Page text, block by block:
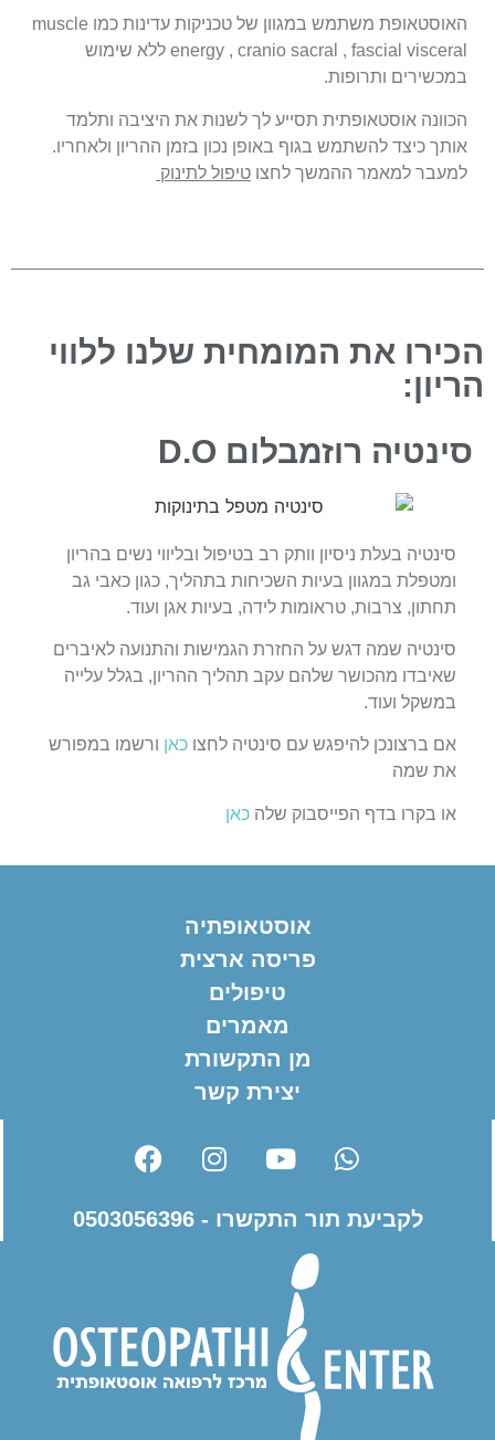
האוסטאופת משתמש במגוון של טכניקות עדינות כמו muscle
energy , cranio sacral , fascial visceral ללא שימוש
במכשירים ותרופות.
הכוונה אוסטאופתית תסייע לך לשנות את היציבה ותלמד
אותך כיצד להשתמש בגוף באופן נכון בזמן ההריון ולאחריו.
למעבר למאמר ההמשך לחצו טיפול לתינוק
הכירו את המומחית שלנו ללווי
הריון:
סינטיה רוזמבלום D.O
סינטיה בעלת ניסיון וותק רב בטיפול ובליווי נשים בהריון
ומטפלת במגוון בעיות השכיחות בתהליך, כגון כאבי גב
תחתון, צרבות, טראומות לידה, בעיות אגן ועוד.
סינטיה שמה דגש על החזרת הגמישות והתנועה לאיברים
שאיבדו מהכושר שלהם עקב תהליך ההריון, בגלל עלייה
במשקל ועוד.
אם ברצונכן להיפגש עם סינטיה לחצו כאן ורשמו במפורש
את שמה
או בקרו בדף הפייסבוק שלה כאן
אוסטאופתיה
פריסה ארצית
טיפולים
מאמרים
מן התקשורת
יצירת קשר
לקביעת תור התקשרו - 0503056396